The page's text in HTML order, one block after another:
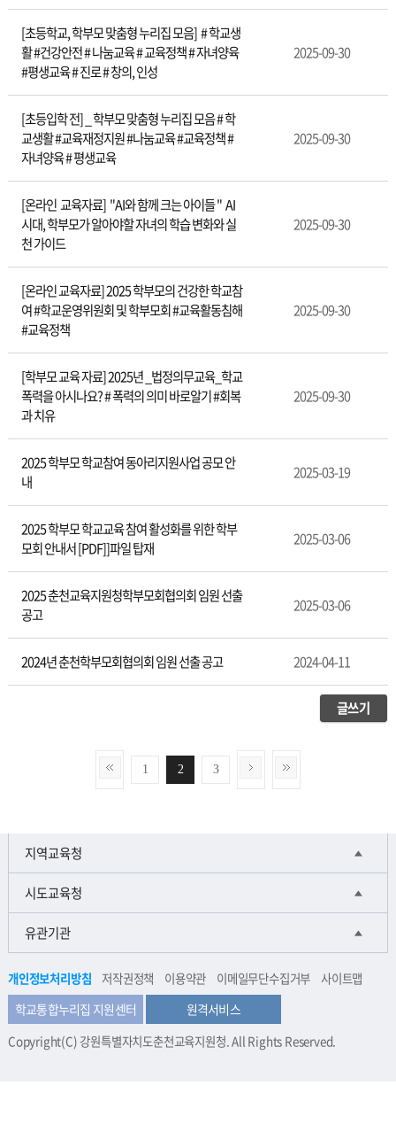
교
[초등학교, 학부모 맞춤형 누리집 모음] # 학교생
활 #건강안전 # 나눔교육 # 교육정책 # 자녀양육
#평생교육 # 진로 # 창의, 인성
2025-09-30
[초등입학 전] _ 학부모 맞춤형 누리집 모음 # 학
교생활 #교육재정지원 #나눔교육 #교육정책 #
자녀양육 # 평생교육
2025-09-30
[온라인 교육자료] "AI와 함께 크는 아이들 " AI
시대, 학부모가 알아야할 자녀의 학습 변화와 실
천 가이드
2025-09-30
[온라인 교육자료] 2025 학부모의 건강한 학교참
여 #학교운영위원회 및 학부모회 #교육활동침해
#교육정책
2025-09-30
[학부모 교육 자료] 2025년 _법정의무교육_학교
폭력을 아시나요? # 폭력의 의미 바로알기 #회복
과 치유
2025-09-30
2025 학부모 학교참여 동아리지원사업 공모 안
내
2025-03-19
2025 학부모 학교교육 참여 활성화를 위한 학부
모회 안내서 [PDF]]파일 탑재
2025-03-06
2025 춘천교육지원청학부모회협의회 임원 선출
공고
2025-03-06
2024년 춘천학부모회협의회 임원 선출 공고 2024-04-11
글쓰기
1 2 3
지역교육청
시도교육청
유관기관
개인정보처리방침 저작권정책 이용약관 이메일무단수집거부
사이트맵
학교통합누리집 지원센터
원격서비스
Copyright(C) 강원특별자치도춘천교육지원청. All Rights Reserved.